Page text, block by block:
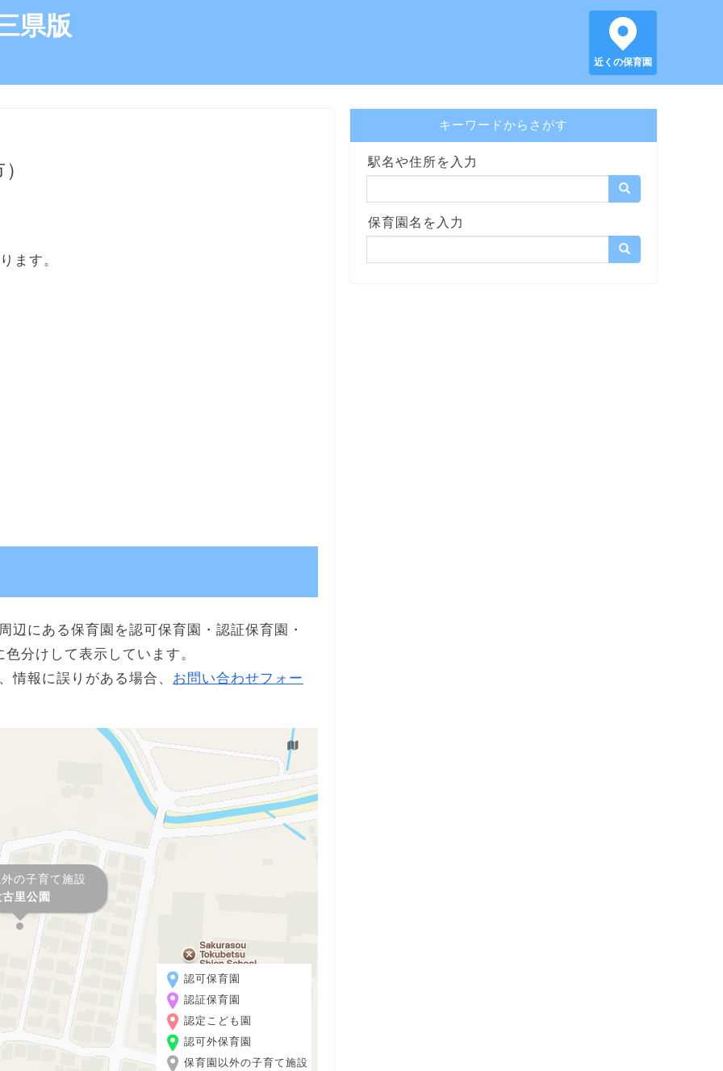
県版
近くの保育園
ます。
辺にある保育園を認可保育園・認証保育園・
分けして表示しています。
情報に誤りがある場合、 お問い合わせフォー
の子育て施設
里公園
認可保育園
認証保育園
認定こども園
認可外保育園
保育園以外の子育て施設
キーワードからさがす
駅名や住所を入力
保育園名を入力